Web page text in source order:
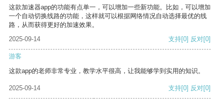
这款加速器app的功能有点单一，可以增加一些新功能。比如，可以增加
一个自动切换线路的功能，这样就可以根据网络情况自动选择最优的线
路，从而获得更好的加速效果。
2025-09-14
支持[0] 反对[0]
游客
这款app的老师非常专业，教学水平很高，让我能够学到实用的知识。
2025-09-14 支持[0] 反对[0]